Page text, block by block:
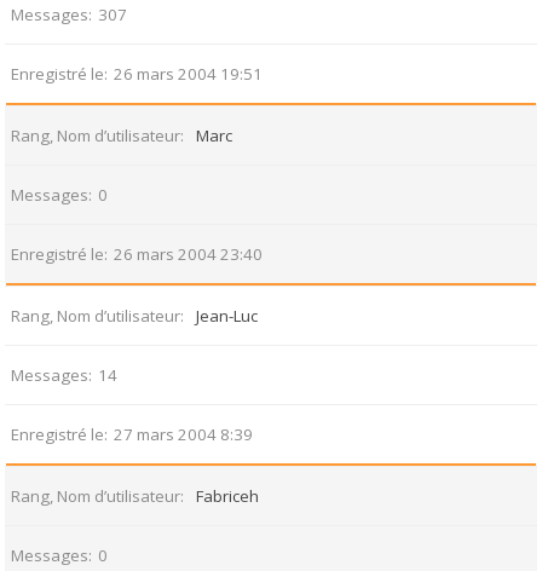
Messages 307
Enregistré le 26 mars 2004 19:51
Rang, Nom d’utilisateur Marc
Messages 0
Enregistré le 26 mars 2004 23:40
Rang, Nom d’utilisateur Jean-Luc
Messages 14
Enregistré le 27 mars 2004 8:39
Rang, Nom d’utilisateur Fabriceh
Messages 0